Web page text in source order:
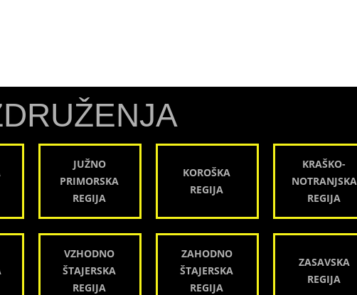
JUŽNO
PRIMORSKA
REGIJA
KOROŠKA
REGIJA
KRAŠKO-
NOTRANJSKA
REGIJA
VZHODNO
ŠTAJERSKA
REGIJA
ZAHODNO
ŠTAJERSKA
REGIJA
ZASAVSKA
REGIJA